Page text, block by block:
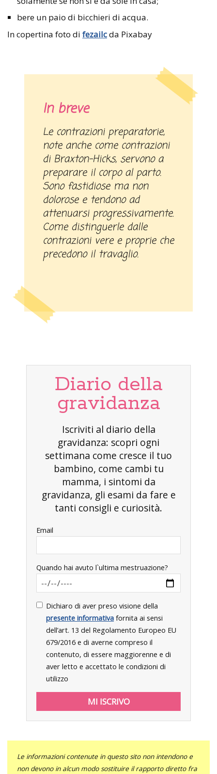
bere un paio di bicchieri di acqua.
In copertina foto di fezailcda Pixabay
In breve
Le contrazioni preparatorie,
note anche come contrazioni
di Braxton-Hicks, servono a
preparare il corpo al parto.
Sono fastidiose ma non
dolorose e tendono ad
attenuarsi progressivamente.
Come distinguerle dalle
contrazioni vere e proprie che
precedono il travaglio.
Diario della
gravidanza
Iscriviti al diario della
gravidanza: scopri ogni
settimana come cresce il tuo
bambino, come cambi tu
mamma, i sintomi da
gravidanza, gli esami da fare e
tanti consigli e curiosità.
Email
Quando hai avuto l`ultima mestruazione?
Dichiaro di aver preso visione della
presente informativa fornita ai sensi
dell’art. 13 del Regolamento Europeo EU
679/2016 e di averne compreso il
contenuto, di essere maggiorenne e di
aver letto e accettato le condizioni di
utilizzo
Le informazioni contenute in questo sito non intendono e
non devono in alcun modo sostituire il rapporto diretto fra